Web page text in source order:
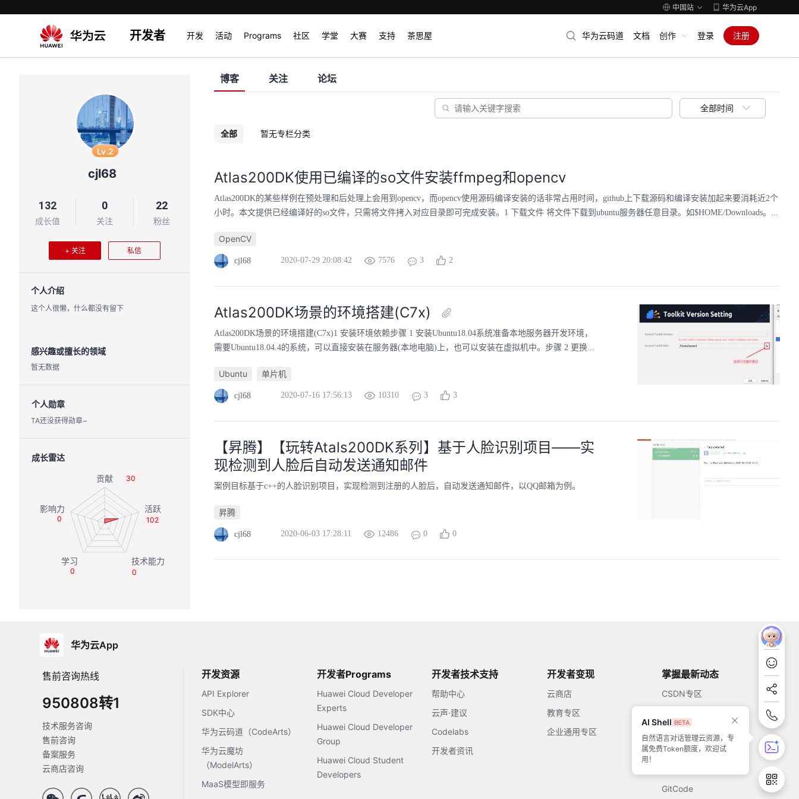
中国站 华为云App
开发者 开发 活动 Programs 社区 学堂 大赛 支持 茶思屋 华为云码道 文档 创作 登录 注册
Lv.2
cjl68
132
成长值
0
关注
22
粉丝
+ 关注 私信
个人介绍
这个人很懒，什么都没有留下
感兴趣或擅长的领域
暂无数据
个人勋章
TA还没获得勋章~
成长雷达
30
102
0
0
0
博客 关注 论坛
全部时间
全部 暂无专栏分类
Atlas200DK使用已编译的so文件安装ffmpeg和opencv
Atlas200DK的某些样例在预处理和后处理上会用到opencv，而opencv使用源码编译安装的话非常占用时间，github上下载源码和编译安装加起来要消耗近2个
小时。本文提供已经编译好的so文件，只需将文件拷入对应目录即可完成安装。1 下载文件 将文件下载到ubuntu服务器任意目录。如$HOME/Downloads。...
OpenCV
cjl68 2020-07-29 20:08:42 7576 3 2
Atlas200DK场景的环境搭建(C7x)
Atlas200DK场景的环境搭建(C7x)1 安装环境依赖步骤 1 安装Ubuntu18.04系统准备本地服务器开发环境，
需要Ubuntu18.04.4的系统，可以直接安装在服务器(本地电脑)上，也可以安装在虚拟机中。步骤 2 更换...
Ubuntu 单片机
cjl68 2020-07-16 17:56:13 10310 3 3
【昇腾】【玩转Atals200DK系列】基于人脸识别项目——实
现检测到人脸后自动发送通知邮件
案例目标基于c++的人脸识别项目，实现检测到注册的人脸后，自动发送通知邮件，以QQ邮箱为例。
昇腾
cjl68 2020-06-03 17:28:11 12486 0 0
华为云App
售前咨询热线
950808转1
技术服务咨询
售前咨询
备案服务
云商店咨询
开发资源
API Explorer
SDK中心
华为云码道（CodeArts）
华为云魔坊
（ModelArts）
MaaS模型即服务
开发者Programs
Huawei Cloud Developer
Experts
Huawei Cloud Developer
Group
Huawei Cloud Student
Developers
开发者技术支持
帮助中心
云声·建议
Codelabs
开发者资讯
开发者变现
云商店
教育专区
企业通用专区
掌握最新动态
CSDN专区
51CTO
GitCode
AI Shell
自然语言对话管理云资源，专
属免费Token额度，欢迎试
用！